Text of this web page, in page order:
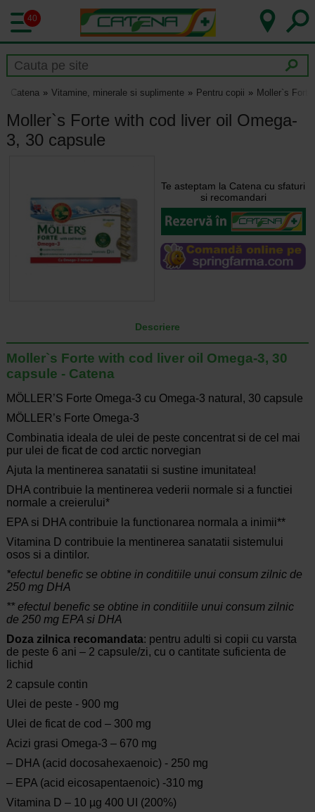
40
Catena Vitamine, minerale si suplimente Pentru copii Moller`s
Moller`s Forte with cod liver oil Omega-
3, 30 capsule
Te asteptam la Catena cu sfaturi
si recomandari
Descriere
Moller`s Forte with cod liver oil Omega-3, 30
capsule - Catena
MÖLLER’S Forte Omega-3 cu Omega-3 natural, 30 capsule
MÖLLER’s Forte Omega-3
Combinatia ideala de ulei de peste concentrat si de cel mai
pur ulei de ficat de cod arctic norvegian
Ajuta la mentinerea sanatatii si sustine imunitatea!
DHA contribuie la mentinerea vederii normale si a functiei
normale a creierului*
EPA si DHA contribuie la functionarea normala a inimii**
Vitamina D contribuie la mentinerea sanatatii sistemului
osos si a dintilor.
*efectul benefic se obtine in conditiile unui consum zilnic de
250 mg DHA
** efectul benefic se obtine in conditiile unui consum zilnic
de 250 mg EPA si DHA
Doza zilnica recomandata: pentru adulti si copii cu varsta
de peste 6 ani – 2 capsule/zi, cu o cantitate suficienta de
lichid
2 capsule contin
Ulei de peste - 900 mg
Ulei de ficat de cod – 300 mg
Acizi grasi Omega-3 – 670 mg
– DHA (acid docosahexaenoic) - 250 mg
– EPA (acid eicosapentaenoic) -310 mg
Vitamina D – 10 µg 400 UI (200%)